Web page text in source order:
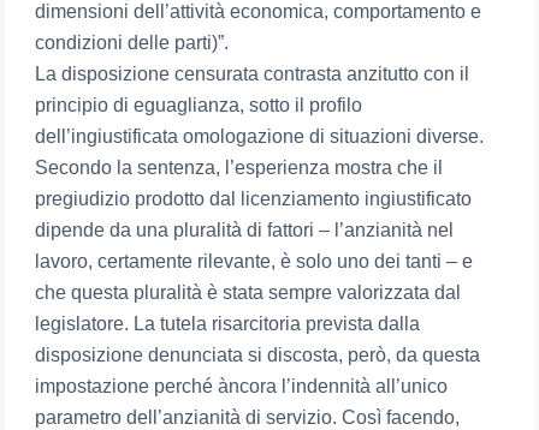
dimensioni dell’attività economica, comportamento e
condizioni delle parti)”.
La disposizione censurata contrasta anzitutto con il
principio di eguaglianza, sotto il profilo
dell’ingiustificata omologazione di situazioni diverse.
Secondo la sentenza, l’esperienza mostra che il
pregiudizio prodotto dal licenziamento ingiustificato
dipende da una pluralità di fattori – l’anzianità nel
lavoro, certamente rilevante, è solo uno dei tanti – e
che questa pluralità è stata sempre valorizzata dal
legislatore. La tutela risarcitoria prevista dalla
disposizione denunciata si discosta, però, da questa
impostazione perché àncora l’indennità all’unico
parametro dell’anzianità di servizio. Così facendo,